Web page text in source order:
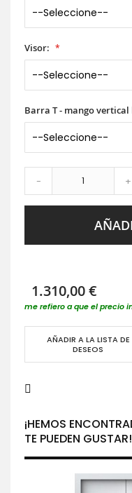
Visor:
Barra T - mango
- +
1.310,00 €
me refiero a que el precio
AÑADIR A LA LISTA DE
DESEOS
¡HEMOS
TE PUEDEN GUSTAR!